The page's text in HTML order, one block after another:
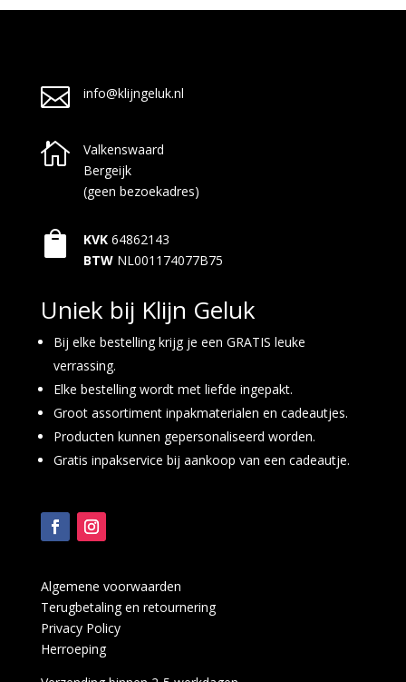
 info@klijngeluk.nl

Valkenswaard
Bergeijk
(geen bezoekadres)
 KVK 64862143
BTW NL001174077B75
Uniek bij Klijn Geluk
Bij elke bestelling krijg je een GRATIS leuke
verrassing.
Elke bestelling wordt met liefde ingepakt.
Groot assortiment inpakmaterialen en cadeautjes.
Producten kunnen gepersonaliseerd worden.
Gratis inpakservice bij aankoop van een cadeautje.
Algemene voorwaarden
Terugbetaling en retournering
Privacy Policy
Herroeping